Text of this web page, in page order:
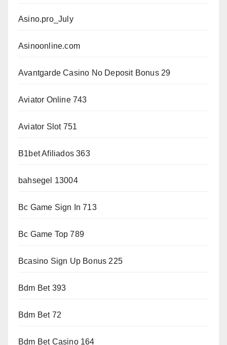
Asino.pro_July
Asinoonline.com
Avantgarde Casino No Deposit Bonus 29
Aviator Online 743
Aviator Slot 751
B1bet Afiliados 363
bahsegel 13004
Bc Game Sign In 713
Bc Game Top 789
Bcasino Sign Up Bonus 225
Bdm Bet 393
Bdm Bet 72
Bdm Bet Casino 164